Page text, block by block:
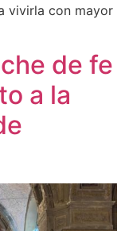
vivirla con mayor
de fe
a la